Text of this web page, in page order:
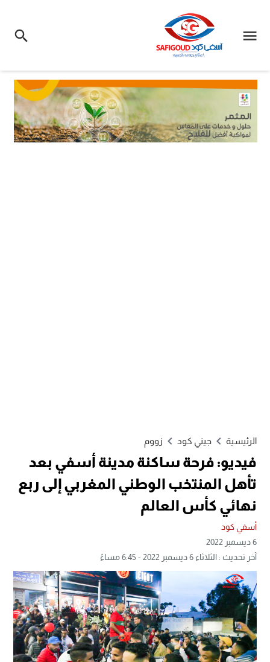
الرئيسية جيني كود زووم
فيديو: فرحة ساكنة مدينة أسفي بعد
تأهل المنتخب الوطني المغربي إلى ربع
نهائي كأس العالم
أسفي كود
6 ديسمبر 2022
آخر تحديث : الثلاثاء 6 ديسمبر 2022 - 6:45 مساءً